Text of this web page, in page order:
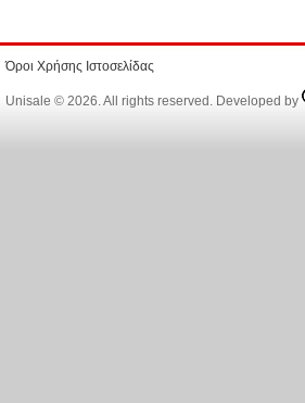
Όροι Χρήσης Ιστοσελίδας
Unisale © 2026. All rights reserved. Developed by